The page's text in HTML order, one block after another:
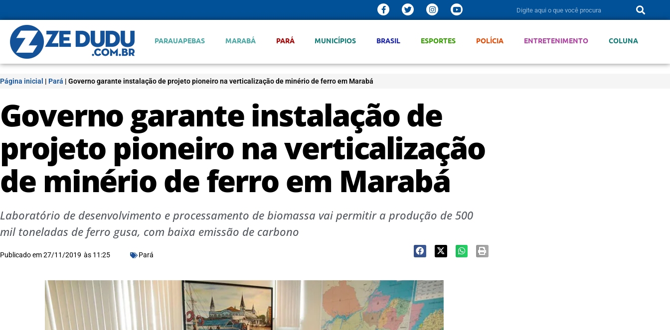
PARAUAPEBAS MARABÁ PARÁ MUNICÍPIOS BRASIL ESPORTES POLÍCIA ENTRETENIMENTO COLUNA
Página inicial | Pará | Governo garante instalação de projeto pioneiro na verticalização de minério de ferro em Marabá
Governo garante instalação de
projeto pioneiro na verticalização
de minério de ferro em Marabá
Laboratório de desenvolvimento e processamento de biomassa vai permitir a produção de 500
mil toneladas de ferro gusa, com baixa emissão de carbono
Publicado em27/11/2019 às 11:25 Pará